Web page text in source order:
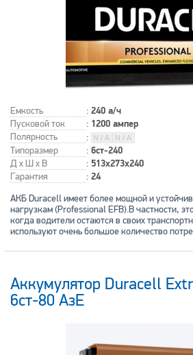
Емкость : 240 а/ч
Пусковой ток : 1200 ампер
Полярность
:
Типоразмер
: 6ст-240
Д x Ш x В : 513x273x240
Гарантия : 24
АКБ Duracell имеет более мощной и
нагрузкам (Professional EFB).В частности,
когда водители остаются в своих
используют очень большое количество
Аккумулятор Duracell
6ст-80 АзЕ